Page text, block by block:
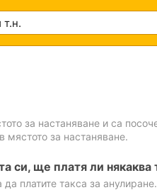
за настаняване и са
мястото за настаняване.
си, ще платя ли някаква
платите такса за